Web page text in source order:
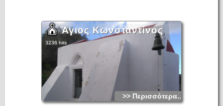
Άγιος Κωνσταντίνος
3236 hits
>> Περισσότερα...